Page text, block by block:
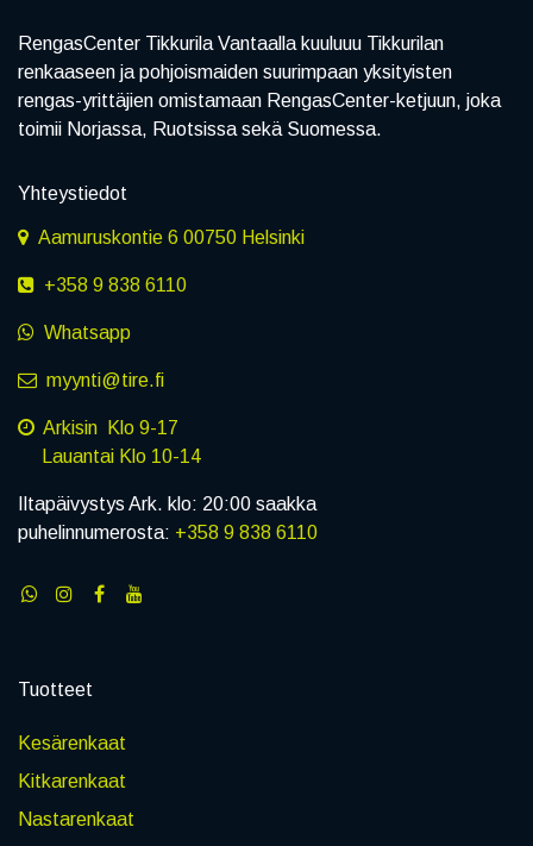
RengasCenter Tikkurila Vantaalla kuuluuu Tikkurilan
renkaaseen ja pohjoismaiden suurimpaan yksityisten
rengas-yrittäjien omistamaan RengasCenter-ketjuun, joka
toimii Norjassa, Ruotsissa sekä Suomessa.
Yhteystiedot
Aamuruskontie 6 00750 Helsinki
+358 9 838 6110
Whatsapp
myynti@tire.fi
Arkisin Klo 9-17
Lauantai Klo 10-14
Iltapäivystys Ark. klo: 20:00 saakka
puhelinnumerosta: +358 9 838 6110
Tuotteet
Kesärenkaat
Kitkarenkaat
Nastarenkaat